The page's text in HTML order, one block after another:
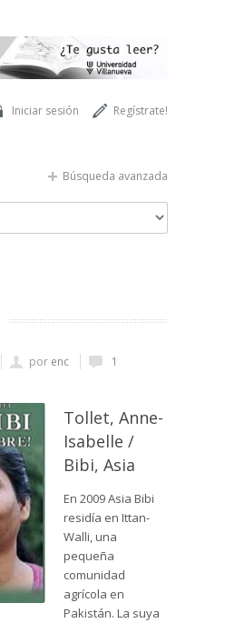
Regístrate!
Iniciar sesión
Búsqueda avanzada
por enc
1
Tollet, Anne-
Isabelle /
Bibi, Asia
En 2009 Asia Bibi
residía en Ittan-
Walli, una
pequeña
comunidad
agrícola en
Pakistán. La suya